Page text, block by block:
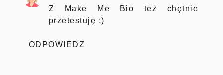
Z Make Me Bio też chętnie
przetestuję :)
ODPOWIEDZ